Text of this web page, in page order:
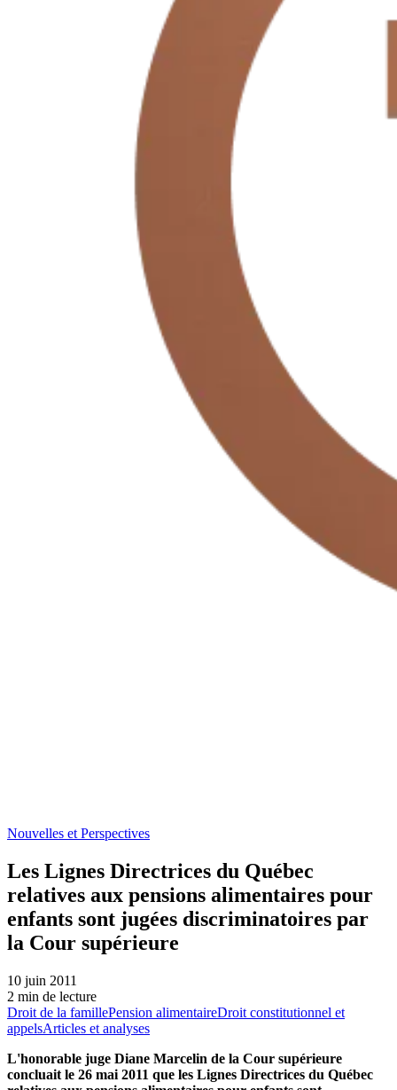
Nouvelles et Perspectives
Les Lignes Directrices du Québec
relatives aux pensions alimentaires pour
enfants sont jugées discriminatoires par
la Cour supérieure
10 juin 2011
2 min de lecture
Droit de la famillePension alimentaireDroit constitutionnel et
appelsArticles et analyses
L'honorable juge Diane Marcelin de la Cour supérieure
concluait le 26 mai 2011 que les Lignes Directrices du Québec